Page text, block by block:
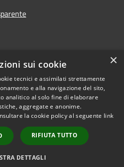
Copyright © 2026 • Comune di
Grezzana • Powered by
Municipium•
Accesso
redazione
×
sui cookie
tecnici e assimilati strettamente
e alla navigazione del sito,
analitico al solo fine di elaborare
aggregate e anonime.
la cookie policy al seguente link
RIFIUTA TUTTO
DETTAGLI